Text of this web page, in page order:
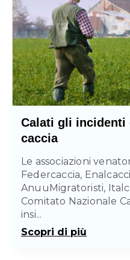
Calati gli incidenti
caccia
Le associazioni
Federcaccia,
AnuuMigratoristi,
Comitato Nazionale
insi...
Scopri di più